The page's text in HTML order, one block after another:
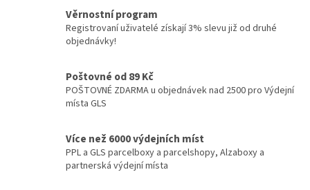
í
p
r
v
s
u
Věrnostní program
Registrovaní uživatelé získají 3% slevu již od druhé
objednávky!
Poštovné od 89 Kč
POŠTOVNÉ ZDARMA u objednávek nad 2500 pro Výdejní
místa GLS
Více než 6000 výdejních míst
PPL a GLS parcelboxy a parcelshopy, Alzaboxy a
partnerská výdejní místa